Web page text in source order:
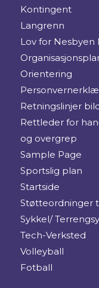
Kontingent
Langrenn
Lov for Nesbyen
Orientering
Retningslinjer
Rettleder for
og overgrep
Sample Page
Sportslig plan
Startside
Støtteordninger
Sykkel/
Tech-Verksted
Volleyball
Fotball